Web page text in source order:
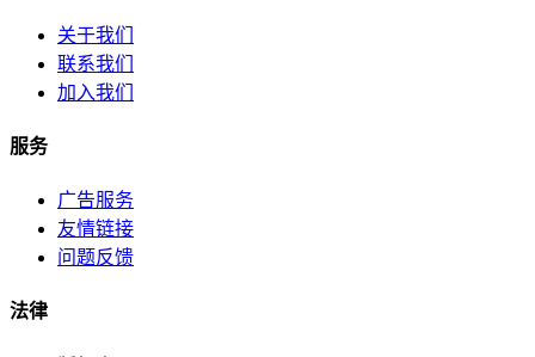
关于我们
联系我们
加入我们
服务
广告服务
友情链接
问题反馈
法律